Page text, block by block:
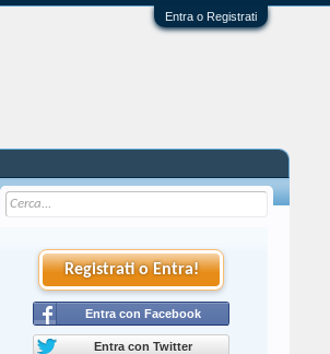
Entra o Registrati
Tutti gli utenti che partecipano al
cliccando qui di seguito:Regolamento
Registrati o Entra!
Entra con Facebook
Entra con Twitter